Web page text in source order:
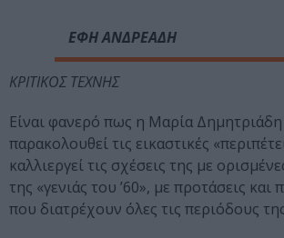
ΕΦΗ ΑΝΔΡΕΑΔΗ
ΚΡΙΤΙΚΟΣ ΤΕΧΝΗΣ
Είναι φανερό πως η Μαρία
παρακολουθεί τις εικαστικές
καλλιεργεί τις σχέσεις της με
της «γενιάς του ’60», με προτάσεις και
που διατρέχουν όλες τις περιόδους